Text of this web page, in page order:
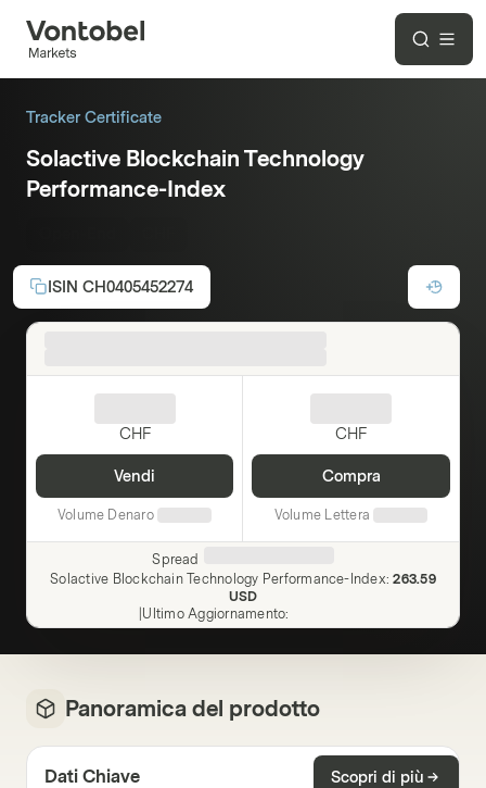
Tracker Certificate
Solactive Blockchain Technology
Performance-Index
ISIN CH0405452274
CHF
Vendi
Volume Denaro
CHF
Compra
Volume Lettera
Spread
Solactive Blockchain Technology Performance-Index: 263.59
USD
Ultimo Aggiornamento:
Panoramica del prodotto
Dati Chiave Scopri di più